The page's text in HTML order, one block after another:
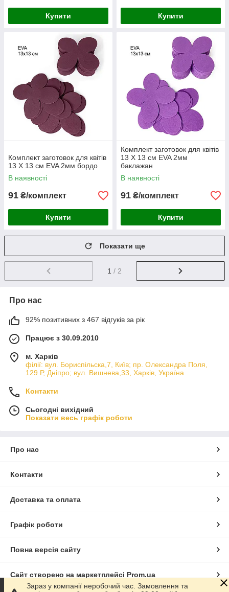
Купити Купити
Комплект заготовок для квітів
13 Х 13 см EVA 2мм бордо
В наявності
91 ₴/комплект
Купити
Комплект заготовок для квітів
13 Х 13 см EVA 2мм
баклажан
В наявності
91 ₴/комплект
Купити
Показати ще
1 / 2
Про нас
92% позитивних з 467 відгуків за рік
Працює з 30.09.2010
м. Харків
філії: вул. Бориcпільска,7, Київ; пр. Олександра Поля,
129 Р, Дніпро; вул. Вишнева,33, Харків, Україна
Контакти
Сьогодні вихідний
Показати весь графік роботи
Про нас
Контакти
Доставка та оплата
Графік роботи
Повна версія сайту
Сайт створено на маркетплейсі Prom.ua
Зараз у компанії неробочий час. Замовлення та